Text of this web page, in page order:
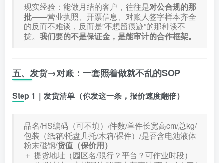
现实经验：能做月结的客户，往往是对公合规的那
批——营业执照、开票信息、对账人签字样本齐全
的反而不难谈，反而是”不想留痕迹”的那种谈不
拢。 我们要的不是保证金，是能审计的合作框架。
五、发货→对账：一套照着做就不乱的SOP
Step 1｜发货清单（你发这一条，报价速度翻倍）
品名/HS编码（可不填）/件数/单件长宽高cm/总kg/
包装（纸箱/托盘几托/木箱/裸件）/是否含电池液体
粉末磁钢/货值（保价用）
＋ 提货地址（园区名/限行？平台？可作业时段）